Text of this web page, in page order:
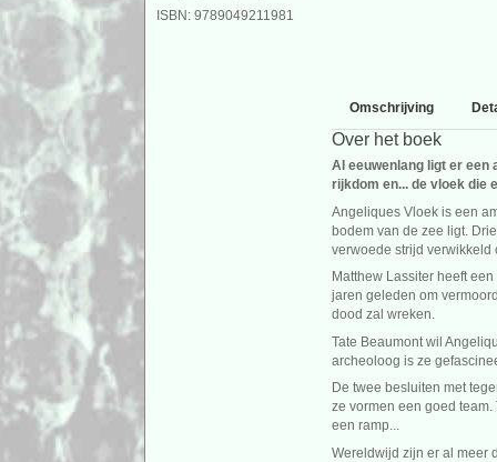
ISBN: 9789049211981
Omschrijving
Over het boek
Al eeuwenlang ligt er een
rijkdom en... de vloek die
Angeliques Vloek is een
bodem van de zee ligt.
verwoede strijd verwikkeld
Matthew Lassiter heeft
jaren geleden om
dood zal wreken.
Tate Beaumont wil
archeoloog is ze
De twee besluiten met
ze vormen een goed
een ramp...
Wereldwijd zijn er al meer